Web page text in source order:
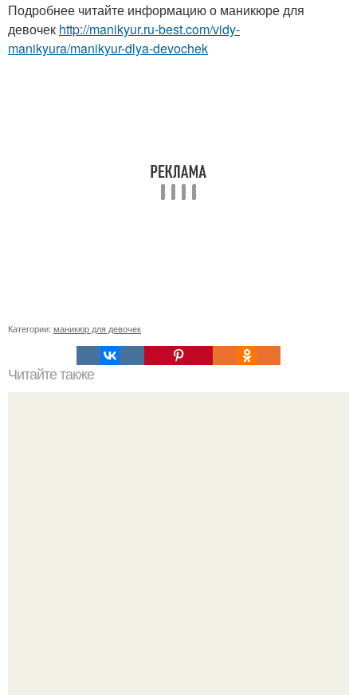
Подробнее читайте информацию о маникюре для
девочек http://manikyur.ru-best.com/vidy-
manikyura/manikyur-dlya-devochek
Категории: маникюр для девочек
Читайте также